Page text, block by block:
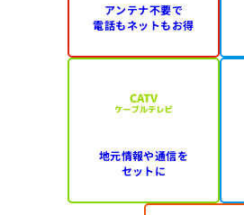
アンテナ不要で
電話もネットもお得
地元情報や通信を
セットに